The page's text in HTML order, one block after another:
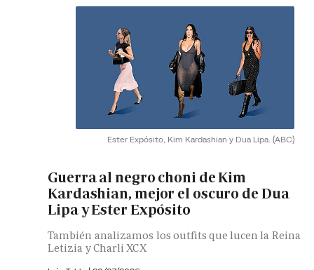
Ester Expósito, Kim Kardashian y Dua Lipa. (ABC)
Guerra al negro choni de Kim
Kardashian, mejor el oscuro de Dua
Lipa y Ester Expósito
También analizamos los outfits que lucen la Reina
Letizia y Charli XCX